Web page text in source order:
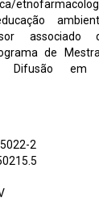
associado
de
Difusão em
2